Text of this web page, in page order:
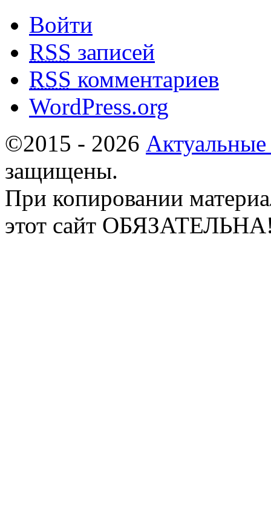
Войти
RSS записей
RSS комментариев
WordPress.org
©2015 - 2026
защищены.
При копировании
этот сайт